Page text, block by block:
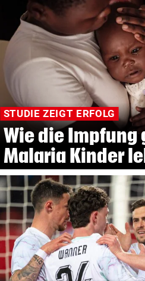
STUDIE ZEIGT ERFOLG
Wie die Impfung
Malaria Kinder